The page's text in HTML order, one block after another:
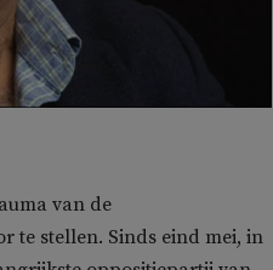
van de
te stellen. Sinds eind mei, in